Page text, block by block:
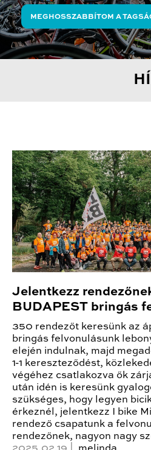
MEGHOSSZABBÍTOM A
Jelentkezz
BUDAPEST bringás
350 rendezőt keresünk az
bringás felvonulásunk
elején indulnak, majd
1-1 kereszteződést,
végéhez csatlakozva ők
után idén is keresünk
szükséges, hogy legyen
érkeznél, jelentkezz I bike
rendező csapatunk a
rendezőnek, nagyon nagy